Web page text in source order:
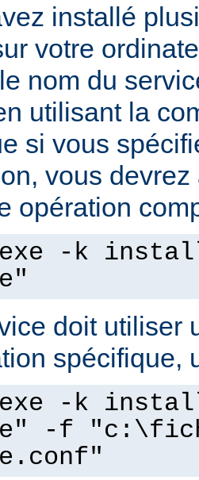
installé
votre
nom du
utilisant la
si vous
vous
opération
-k
doit utiliser
spécifique,
-k
-f